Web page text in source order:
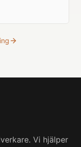
Vi hjälper